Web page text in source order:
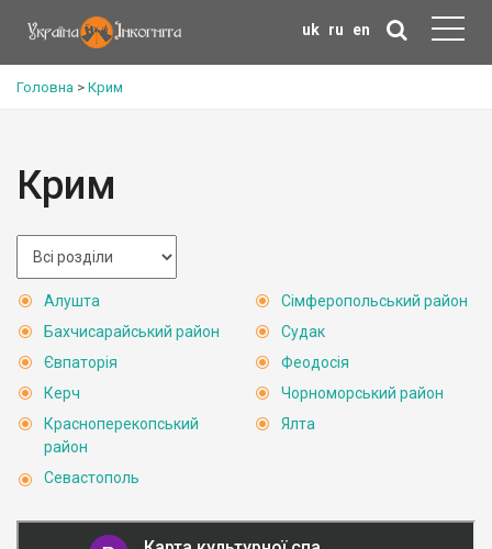
uk ru en
Головна > Крим
Крим
Алушта
Бахчисарайський район
Євпаторія
Керч
Красноперекопський
район
Севастополь
Сімферопольський район
Судак
Феодосія
Чорноморський район
Ялта